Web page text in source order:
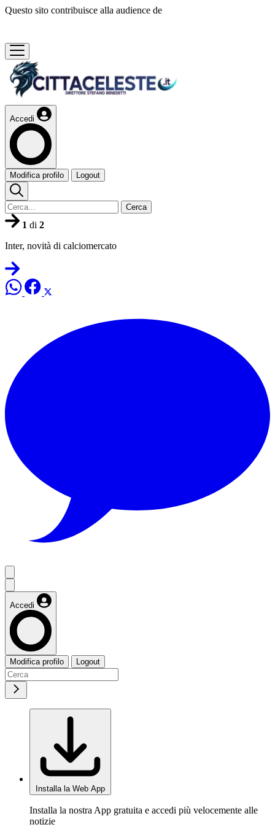
Questo sito contribuisce alla audience de
Accedi
Modifica profilo Logout
Cerca
1 di 2
Inter, novità di calciomercato
Accedi
Modifica profilo Logout
Installa la Web App
Installa la nostra App gratuita e accedi più velocemente alle
notizie